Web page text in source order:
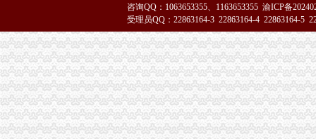
刊登热线：（报社）24小时
重庆慢牛工商咨询有限公司_产品供应
工商银行重庆渝中邹容路网点信息地址_客服电话号码_营业时间查询
渝中区代办公司
Hempel汉帛女装品牌贵代理商_代理机构_中国时尚品牌网
重庆渝中工商注册代办价格浅析代理企业年检-商务服务-六安新闻网
重庆渝中千年电器代理|重庆渝中千年电器代理网站
工商动态
咨询QQ：1063653355、1163653355 渝ICP备
受理员QQ：22863164-3 22863164-4 22863164-5